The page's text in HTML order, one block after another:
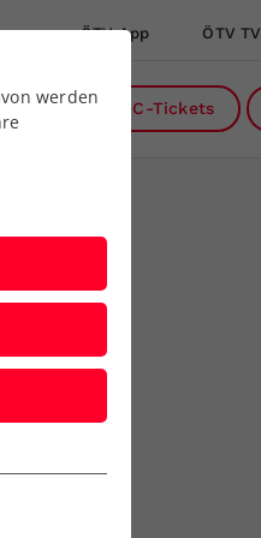
ÖTV App ÖTV TV
DC-Tickets
werden